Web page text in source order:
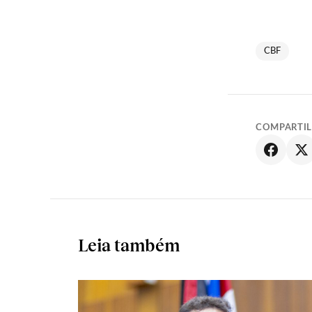
CBF
Leia também